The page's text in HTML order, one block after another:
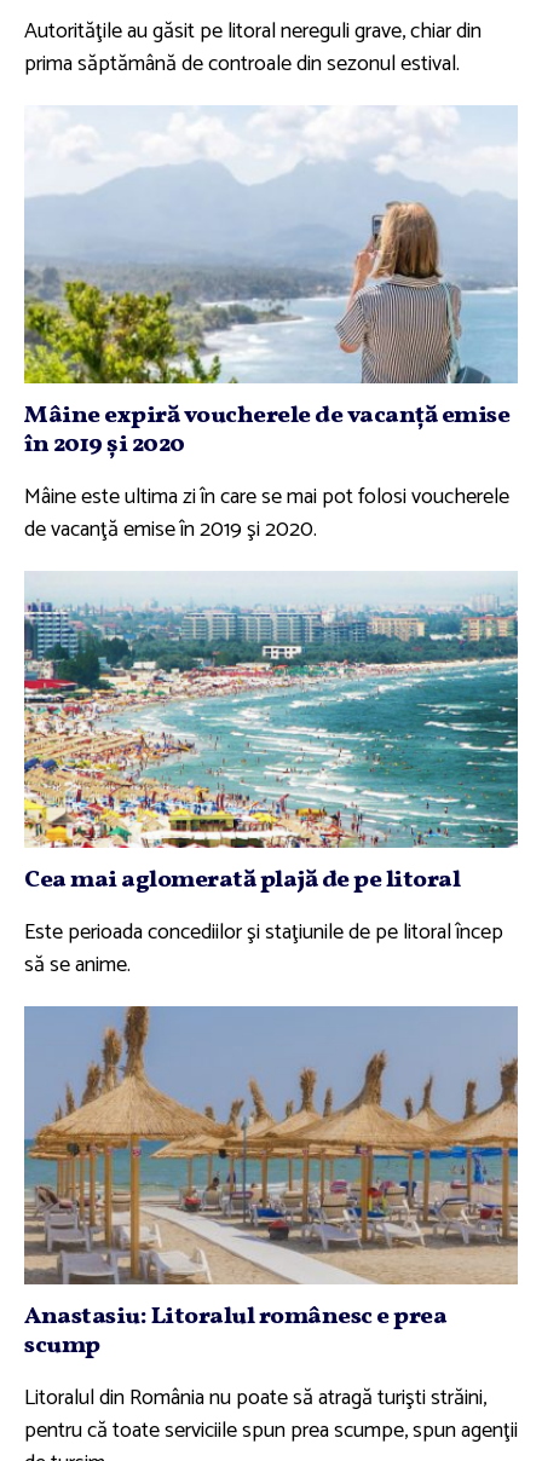
Autorităţile au găsit pe litoral nereguli grave, chiar din
prima săptămână de controale din sezonul estival.
Mâine expiră voucherele de vacanţă emise
în 2019 şi 2020
Mâine este ultima zi în care se mai pot folosi voucherele
de vacanţă emise în 2019 şi 2020.
Cea mai aglomerată plajă de pe litoral
Este perioada concediilor şi staţiunile de pe litoral încep
să se anime.
Anastasiu: Litoralul românesc e prea
scump
Litoralul din România nu poate să atragă turişti străini,
pentru că toate serviciile spun prea scumpe, spun agenţii